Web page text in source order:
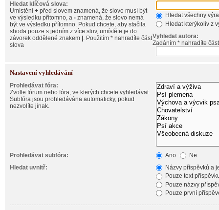
Hledat klíčová slova:
Umístění + před slovem znamená, že slovo musí být
ve výsledku přítomno, a - znamená, že slovo nemá
být ve výsledku přítomno. Pokud chcete, aby stačila
shoda pouze s jedním z více slov, umístěte je do
závorek oddělené znakem . Použitím * nahradíte část
slova
Hledat všechny
Hledat kterýkoliv z
Vyhledat autora:
Zadáním * nahradíte
Nastavení vyhledávání
Prohledávat fóra:
Zvolte fórum nebo fóra, ve kterých chcete vyhledávat.
Subfóra jsou prohledávána automaticky, pokud
nezvolíte jinak.
Prohledávat subfóra: Ano
Ne
Hledat uvnitř:
Názvy příspěvků a
Pouze text
Pouze názvy
Pouze první